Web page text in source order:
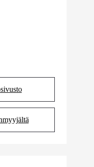
välilehdessä)
välilehdessä)